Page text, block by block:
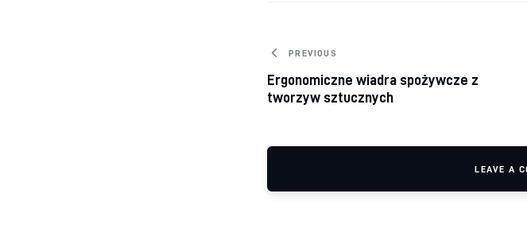
Nawigacja wpisu
PREVIOUS
Ergonomiczne wiadra spożywcze z
tworzyw sztucznych
LEAVE A